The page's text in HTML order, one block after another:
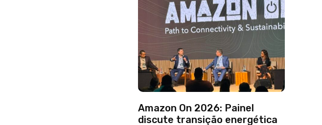
Amazon On 2026: Painel
discute transição energética